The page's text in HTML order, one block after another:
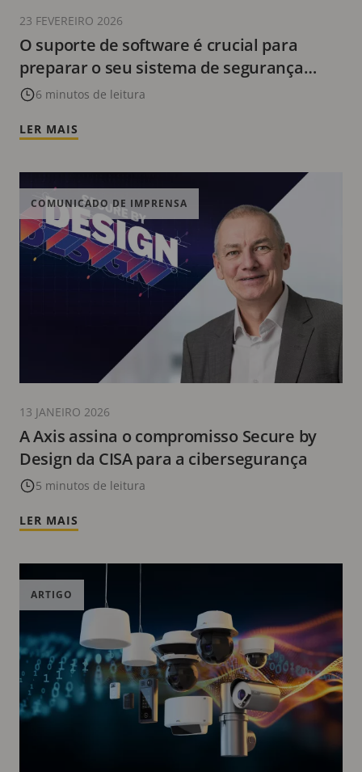
O suporte de software é crucial para
preparar o seu sistema de segurança
física para o futuro
6 minutos de leitura
23 FEVEREIRO 2026
LER MAIS
A Axis assina o compromisso Secure by
Design da CISA para a cibersegurança
5 minutos de leitura
COMUNICADO DE IMPRENSA
13 JANEIRO 2026
LER MAIS
ARTIGO